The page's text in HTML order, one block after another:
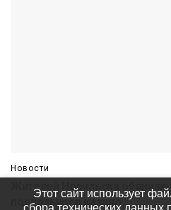
Новости
Жителей Норильска
подпольного казино
Этот сайт использует